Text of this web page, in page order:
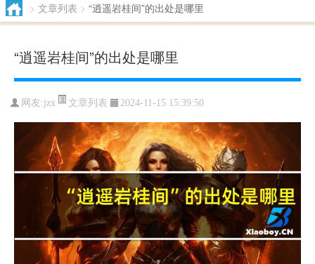
> 文章列表 > “逍遥岩桂间”的出处是哪里
“逍遥岩桂间”的出处是哪里
网友:jzx 文章列表 2024-11-15 15:39:50